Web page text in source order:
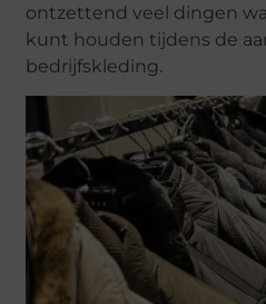
ontzettend veel dingen
kunt houden tijdens de
bedrijfskleding.